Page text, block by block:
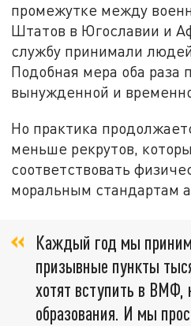
промежутке между
Штатов в Югославии и
службу принимали
Подобная мера оба раза
вынужденной и
Но практика
меньше рекрутов,
соответствовать
моральным стандартам
Каждый год мы
призывные пункты
хотят вступить в ВМФ,
образования. И мы